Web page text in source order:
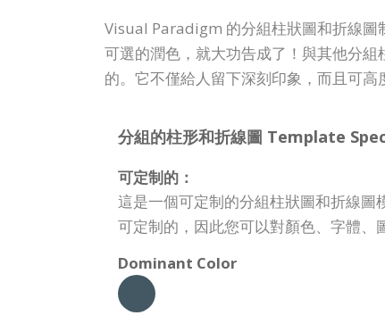
Visual Paradigm 的分組柱狀圖和折線圖
可選的潤色，就大功告成了！與其他分
的。它不僅給人留下深刻印象，而且可高
分組的柱形和折線圖 Template
可定制的：
這是一個可定制的分組柱狀圖和折線
可定制的，因此您可以對顏色、字體、
Dominant Color